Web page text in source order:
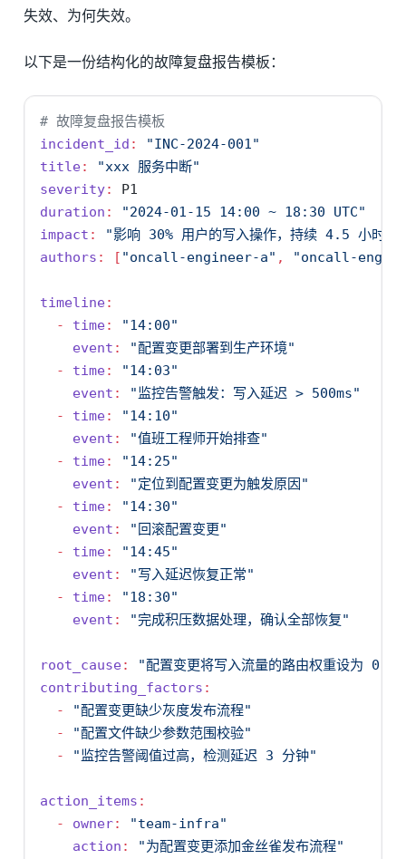
失效、为何失效。
以下是一份结构化的故障复盘报告模板：
# 故障复盘报告模板
incident_id :
"INC-2024-001"
title:
"xxx 服务中断"
severity:
P1
duration :
"2024-01-15 14:00 ~ 18:30 UTC"
impact :
"影响 30% 用户的写入操作，持续 4.5 小时"
authors : [ "oncall-engineer-a" , "oncall-
timeline:
-
time:
"14:00"
event :
"配置变更部署到生产环境"
-
time:
"14:03"
event :
"监控告警触发：写入延迟 > 500ms"
-
time:
"14:10"
event :
"值班工程师开始排查"
-
time:
"14:25"
event :
"定位到配置变更为触发原因"
-
time:
"14:30"
event :
"回滚配置变更"
-
time:
"14:45"
event :
"写入延迟恢复正常"
-
time:
"18:30"
event : "完成积压数据处理，确认全部恢复"
root_cause:
"配置变更将写入流量的路由权重设为 0，
contributing_factors :
-
"配置变更缺少灰度发布流程"
-
"配置文件缺少参数范围校验"
-
"监控告警阈值过高，检测延迟 3 分钟"
action_items :
-
owner:
"team-infra"
action :
"为配置变更添加金丝雀发布流程"